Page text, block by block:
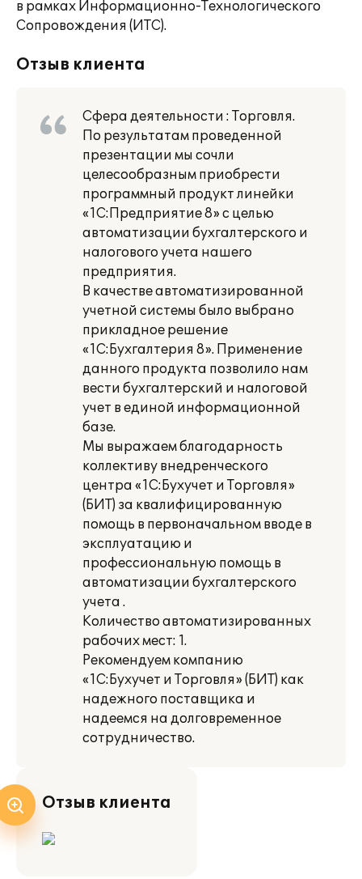
в рамках Информационно-Технологического
Сопровождения (ИТС).
Отзыв клиента
Сфера деятельности : Торговля.
По результатам проведенной
презентации мы сочли
целесообразным приобрести
программный продукт линейки
«1С:Предприятие 8» с целью
автоматизации бухгалтерского и
налогового учета нашего
предприятия.
В качестве автоматизированной
учетной системы было выбрано
прикладное решение
«1С:Бухгалтерия 8». Применение
данного продукта позволило нам
вести бухгалтерский и налоговой
учет в единой информационной
базе.
Мы выражаем благодарность
коллективу внедренческого
центра «1С:Бухучет и Торговля»
(БИТ) за квалифицированную
помощь в первоначальном вводе в
эксплуатацию и
профессиональную помощь в
автоматизации бухгалтерского
учета .
Количество автоматизированных
рабочих мест: 1.
Рекомендуем компанию
«1С:Бухучет и Торговля» (БИТ) как
надежного поставщика и
надеемся на долговременное
сотрудничество.
Отзыв клиента